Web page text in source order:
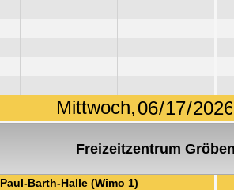
Mittwoch,
Freizeitzentrum
Paul-Barth-Halle (Wimo 1)